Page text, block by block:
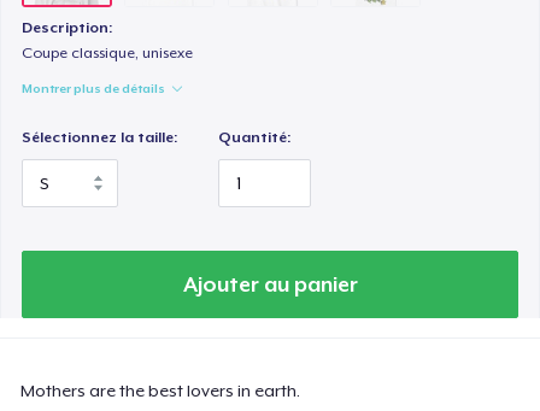
Description:
Coupe classique, unisexe
Montrer plus de détails
Sélectionnez la taille: Quantité:
Ajouter au panier
Mothers are the best lovers in earth.